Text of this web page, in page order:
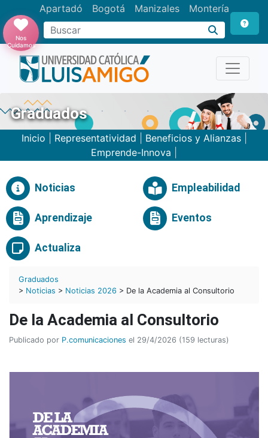
Apartadó Bogotá Manizales Montería
Buscar
Nos
Cuidamos
Graduados
Inicio Representatividad Beneficios y Alianzas|
Emprende-Innova
Noticias Empleabilidad
Aprendizaje Eventos
Actualiza
Graduados
> Noticias > Noticias 2026 > De la Academia al Consultorio
De la Academia al Consultorio
Publicado por P.comunicaciones el 29/4/2026 (159 lecturas)